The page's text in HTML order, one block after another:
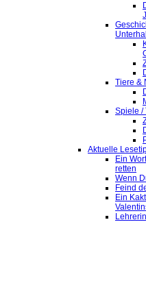
Tiere &
Spiele /
Aktuelle
Ein
retten
Wenn
Feind
Ein